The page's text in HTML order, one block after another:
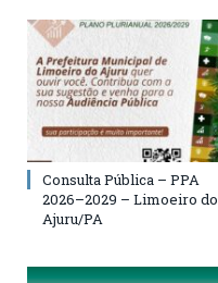
Consulta Pública – PPA
2026–2029 – Limoeiro do
Ajuru/PA